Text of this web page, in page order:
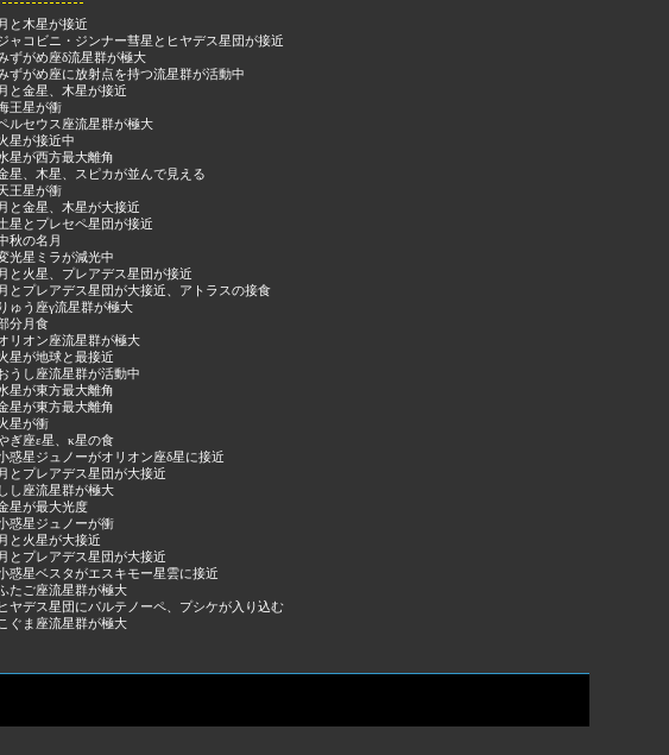
月と木星が接近
ャコビニ・ジンナー彗星とヒヤデス星団が接近
ずがめ座δ流星群が極大
ずがめ座に放射点を持つ流星群が活動中
月と金星、木星が接近
王星が衝
ルセウス座流星群が極大
星が接近中
星が西方最大離角
星、木星、スピカが並んで見える
王星が衝
月と金星、木星が大接近
星とプレセペ星団が接近
秋の名月
光星ミラが減光中
月と火星、プレアデス星団が接近
月とプレアデス星団が大接近、アトラスの接食
りゅう座γ流星群が極大
分月食
リオン座流星群が極大
星が地球と最接近
うし座流星群が活動中
星が東方最大離角
星が東方最大離角
星が衝
ぎ座ε星、κ星の食
惑星ジュノーがオリオン座δ星に接近
月とプレアデス星団が大接近
しし座流星群が極大
星が最大光度
惑星ジュノーが衝
月と火星が大接近
月とプレアデス星団が大接近
惑星ベスタがエスキモー星雲に接近
たご座流星群が極大
ヒヤデス星団にパルテノーペ、プシケが入り込む
こぐま座流星群が極大